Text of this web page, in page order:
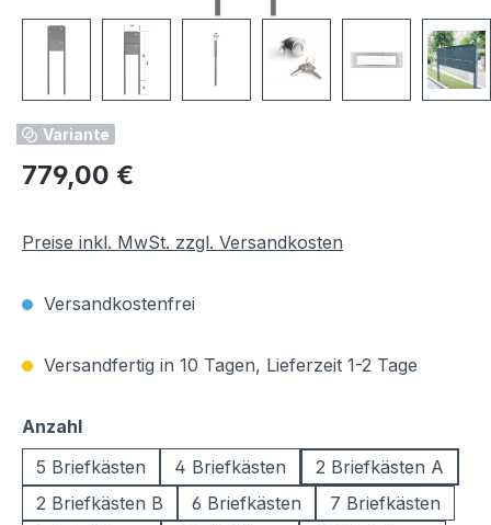
Variante
Regulärer Preis:
779,00 €
Preise inkl. MwSt. zzgl. Versandkosten
Versandkostenfrei
Versandfertig in 10 Tagen, Lieferzeit 1-2 Tage
Anzahlauswählen
5 Briefkästen
4 Briefkästen
2 Briefkästen A
2 Briefkästen B
6 Briefkästen
7 Briefkästen